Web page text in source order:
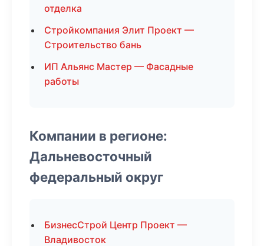
отделка
Стройкомпания Элит Проект —
Строительство бань
ИП Альянс Мастер — Фасадные
работы
Компании в регионе:
Дальневосточный
федеральный округ
БизнесСтрой Центр Проект —
Владивосток